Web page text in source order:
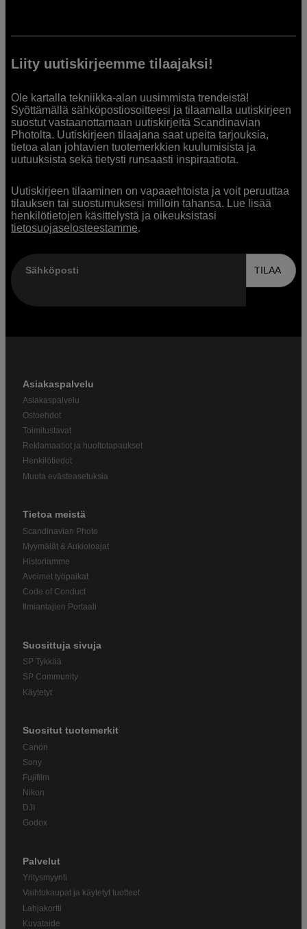
Liity uutiskirjeemme tilaajaksi!
Ole kartalla tekniikka-alan uusimmista trendeistä!
Syöttämällä sähköpostiosoitteesi ja tilaamalla uutiskirjeen
suostut vastaanottamaan uutiskirjeitä Scandinavian
Photolta. Uutiskirjeen tilaajana saat upeita tarjouksia,
tietoa alan johtavien tuotemerkkien kuulumisista ja
uutuuksista sekä tietysti runsaasti inspiraatiota.
Uutiskirjeen tilaaminen on vapaaehtoista ja voit peruuttaa
tilauksen tai suostumuksesi milloin tahansa. Lue lisää
henkilötietojen käsittelystä ja oikeuksistasi
tietosuojaselosteestamme.
Sähköposti TILAA
Asiakaspalvelu
Asiakaspalvelu
Ostoehdot
Toimitustavat
Reklamaatiot ja huoltotapaukset
Henkilötiedot
Muuta evästeasetuksia
Tietoa meistä
Scandinavian Photo
Myymälät & Aukioloajat
Historiamme
Avoimet työpaikat
Code of Conduct
Ilmiantajien Portaali
Suosittuja sivuja
SP Tykkää
SP Community
Käytetyt
Suositut tuotemerkit
Canon
Sony
Fujifilm
Nikon
DJI
Godox
Palvelut
Yritysmyynti
Vaihtokaupat ja käytetyt tuotteet
Lahjakortti
Kuvataide